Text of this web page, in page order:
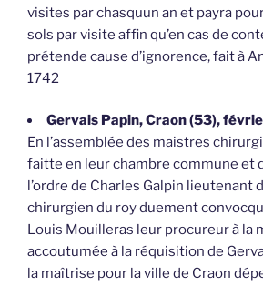
visites par chasquun an et payra
sols par visite affin qu’en cas de
prétende cause d’ignorence, fait à
1742
Gervais Papin, Craon (53),
En l’assemblée des maistres
faitte en leur chambre commune et
l’ordre de Charles Galpin lieutenant
chirurgien du roy duement
Louis Mouilleras leur procureur à la
accoutumée à la réquisition de
la maîtrise pour la ville de Craon